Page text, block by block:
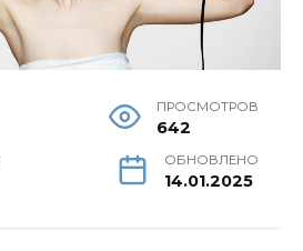
ПРОСМОТРОВ
642
ОБНОВЛЕНО
14.01.2025